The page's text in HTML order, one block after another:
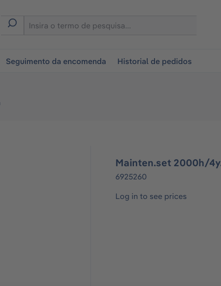
Seguimento da encomenda Historial de pedidos
Mainten.set 2000h/
6925260
Log in to see prices